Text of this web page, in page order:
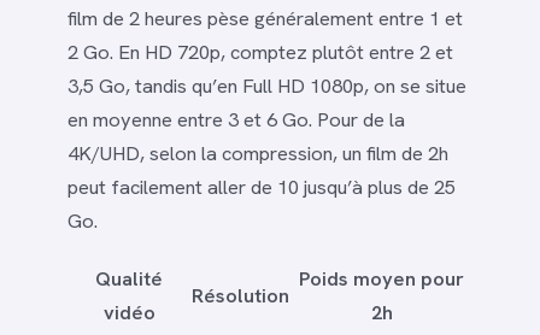
film de 2 heures pèse généralement entre 1 et
2 Go. En HD 720p, comptez plutôt entre 2 et
3,5 Go, tandis qu’en Full HD 1080p, on se situe
en moyenne entre 3 et 6 Go. Pour de la
4K/UHD, selon la compression, un film de 2h
peut facilement aller de 10 jusqu’à plus de 25
Go.
Qualité
vidéo
Résolution
Poids moyen pour
2h